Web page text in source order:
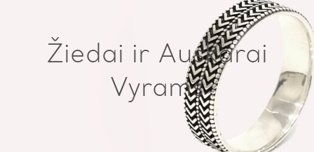
Žiedai ir Auskarai
Vyrams